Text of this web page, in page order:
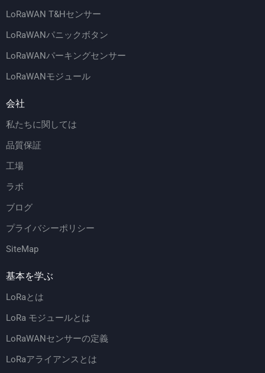
LoRaWAN T&Hセンサー
LoRaWANパニックボタン
LoRaWANパーキングセンサー
LoRaWANモジュール
会社
私たちに関しては
品質保証
工場
ラボ
ブログ
プライバシーポリシー
SiteMap
基本を学ぶ
LoRaとは
LoRa モジュールとは
LoRaWANセンサーの定義
LoRaアライアンスとは